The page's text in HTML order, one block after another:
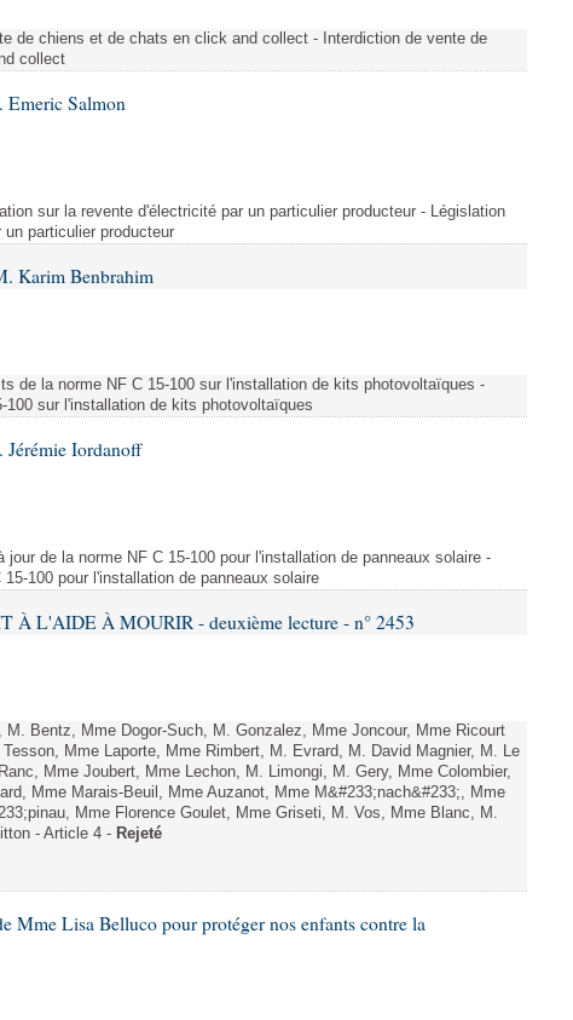
de chiens et de chats en click and collect - Interdiction de vente de
collect
Emeric Salmon
sur la revente d'électricité par un particulier producteur - Législation
particulier producteur
Karim Benbrahim
de la norme NF C 15-100 sur l'installation de kits photovoltaïques -
100 sur l'installation de kits photovoltaïques
Jérémie Iordanoff
jour de la norme NF C 15-100 pour l'installation de panneaux solaire -
100 pour l'installation de panneaux solaire
À L'AIDE À MOURIR - deuxième lecture - n° 2453
M. Bentz, Mme Dogor-Such, M. Gonzalez, Mme Joncour, Mme Ricourt
Mme Laporte, Mme Rimbert, M. Evrard, M. David Magnier, M. Le
Mme Joubert, Mme Lechon, M. Limongi, M. Gery, Mme Colombier,
Mme Marais-Beuil, Mme Auzanot, Mme M&#233;nach&#233;, Mme
Mme Florence Goulet, Mme Griseti, M. Vos, Mme Blanc, M.
- Article 4 - Rejeté
Mme Lisa Belluco pour protéger nos enfants contre la